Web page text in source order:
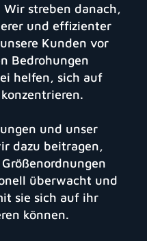
streben danach,
und effizienter
Kunden vor
Bedrohungen
helfen, sich auf
und unser
dazu beitragen,
überwacht und
sie sich auf ihr
können.